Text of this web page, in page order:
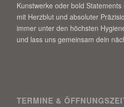
Kunstwerke oder bold
mit Herzblut und absoluter
immer unter den höchsten
und lass uns gemeinsam dein
TERMINE &